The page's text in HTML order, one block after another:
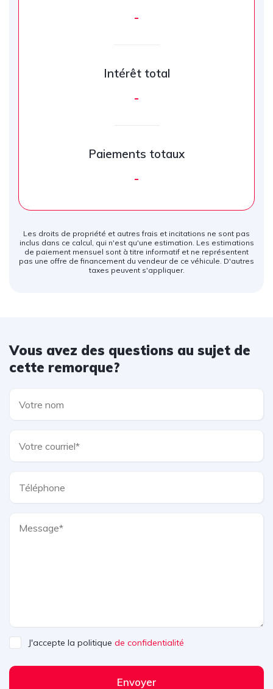
-
Intérêt total
-
Paiements totaux
-
Les droits de propriété et autres frais et incitations ne sont pas
inclus dans ce calcul, qui n'est qu'une estimation. Les estimations
de paiement mensuel sont à titre informatif et ne représentent
pas une offre de financement du vendeur de ce véhicule. D'autres
taxes peuvent s'appliquer.
Vous avez des questions au sujet de
cette remorque?
J'accepte la politique de confidentialité
Envoyer